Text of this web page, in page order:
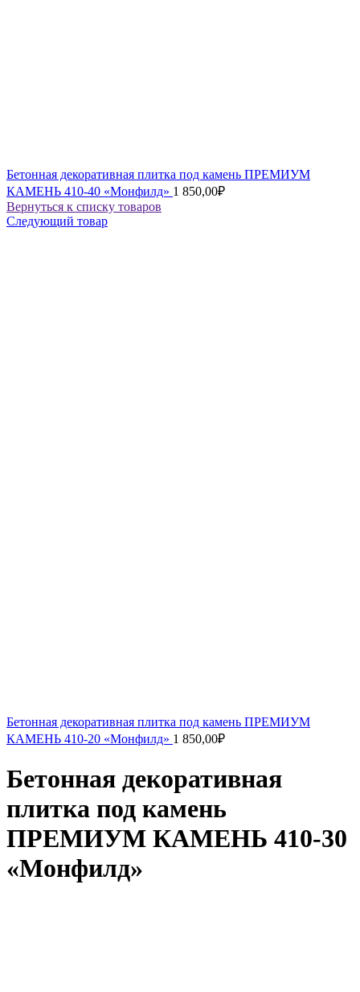
Бетонная декоративная плитка под камень ПРЕМИУМ
КАМЕНЬ 410-40 «Монфилд» 1 850,00₽
Вернуться к списку товаров
Следующий товар
Бетонная декоративная плитка под камень ПРЕМИУМ
КАМЕНЬ 410-20 «Монфилд» 1 850,00₽
Бетонная декоративная
плитка под камень
ПРЕМИУМ КАМЕНЬ 410-30
«Монфилд»